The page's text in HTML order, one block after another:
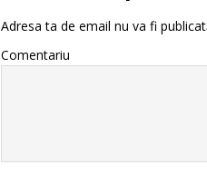
Adresa ta de email nu va fi
Comentariu